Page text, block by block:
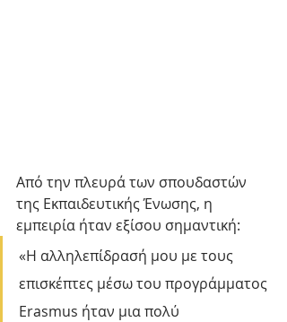
Από την πλευρά των σπουδαστών
της Εκπαιδευτικής Ένωσης, η
εμπειρία ήταν εξίσου σημαντική:
«Η αλληλεπίδρασή μου με τους
επισκέπτες μέσω του προγράμματος
Erasmus ήταν μια πολύ